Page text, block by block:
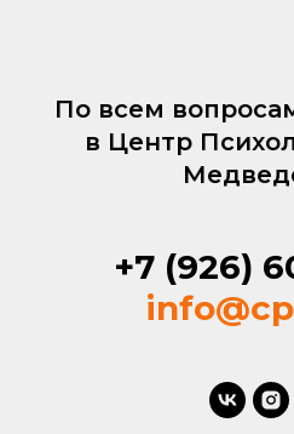
По всем
в Центр
+7 (926)